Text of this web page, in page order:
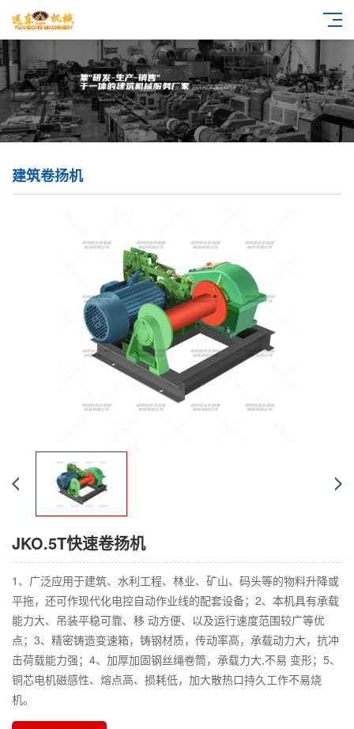
建筑卷扬机
JKO.5T快速卷扬机
1、广泛应用于建筑、水利工程、林业、矿山、码头等的物料升降或
平拖，还可作现代化电控自动作业线的配套设备；2、本机具有承载
能力大、吊装平稳可靠、移 动方便、以及运行速度范围较广等优
点；3、精密铸造变速箱，铸钢材质，传动率高，承载动力大，抗冲
击荷载能力强；4、加厚加固钢丝绳卷筒，承载力大,不易 变形；5、
铜芯电机磁感性、熔点高、损耗低，加大散热口持久工作不易烧
机。